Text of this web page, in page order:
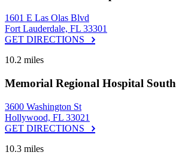
1601 E Las Olas Blvd
Fort Lauderdale, FL 33301
GET DIRECTIONS
10.2 miles
Memorial Regional Hospital South
3600 Washington St
Hollywood, FL 33021
GET DIRECTIONS
10.3 miles